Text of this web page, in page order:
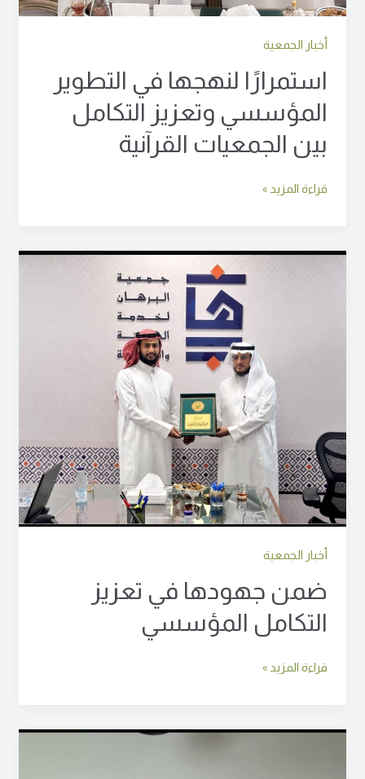
أخبار الجمعية
استمرارًا لنهجها في التطوير
المؤسسي وتعزيز التكامل
بين الجمعيات القرآنية
قراءة المزيد »
أخبار الجمعية
ضمن جهودها في تعزيز
التكامل المؤسسي
ضمن
قراءة المزيد »